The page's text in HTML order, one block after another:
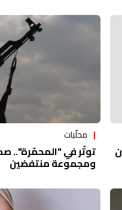
محلّيات
توتّر في "المحمّرة"..
ومجموعة منتفضين